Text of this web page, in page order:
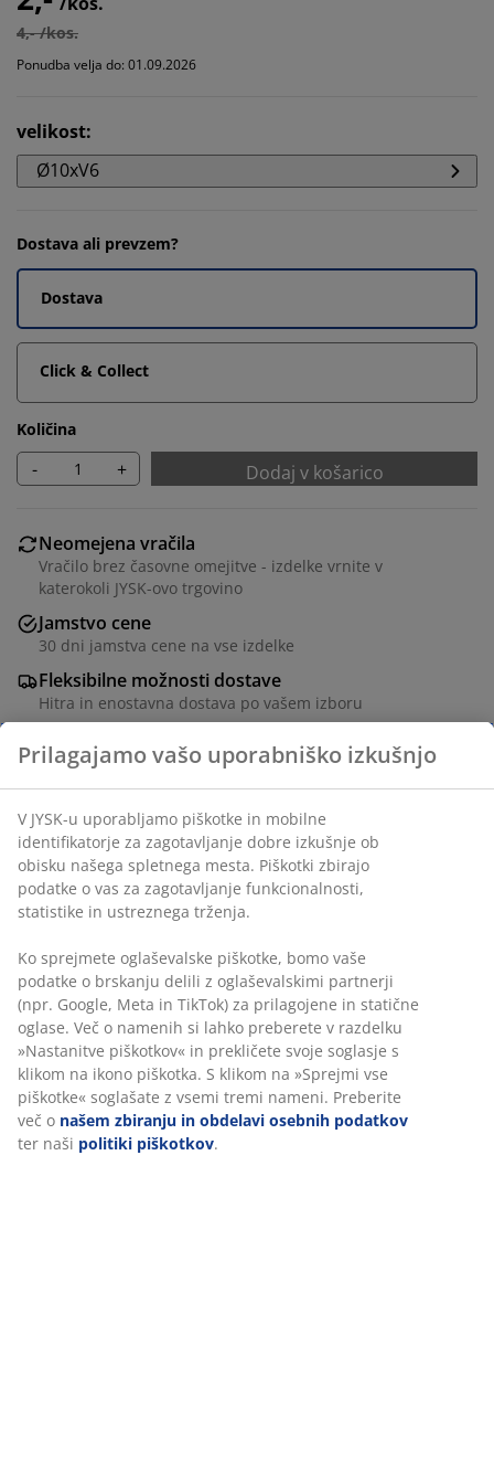
4,- /kos.
Ponudba velja do: 01.09.2026
velikost:
Ø10xV6
Dostava ali prevzem?
Dostava
Click & Collect
Količina
- + Dodaj v košarico
Neomejena vračila
Vračilo brez časovne omejitve - izdelke vrnite v
katerokoli JYSK-ovo trgovino
Jamstvo cene
30 dni jamstva cene na vse izdelke
Fleksibilne možnosti dostave
Hitra in enostavna dostava po vašem izboru
Inventarna številka: 2783001
Podatki o izdelku
Ocene
(2)